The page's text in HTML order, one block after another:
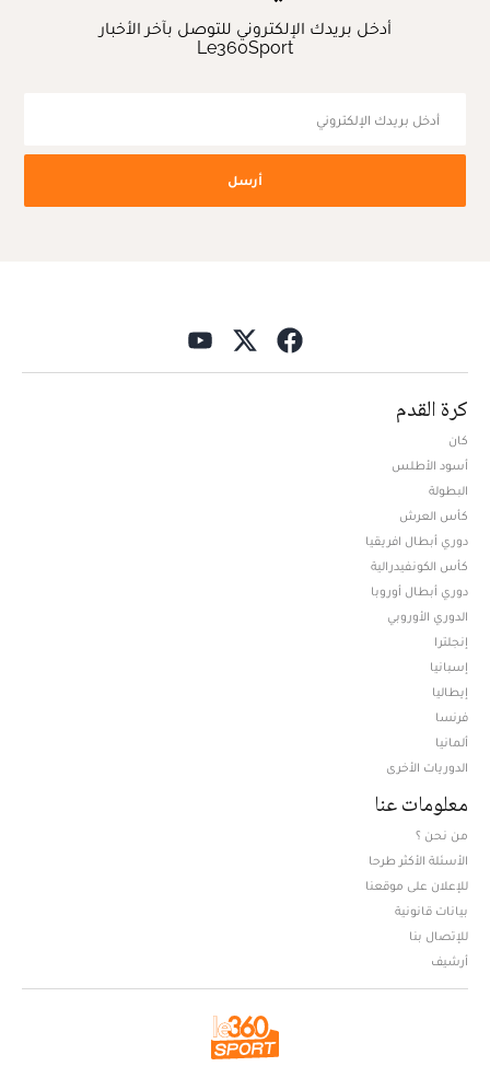
أدخل بريدك الإلكتروني للتوصل بآخر الأخبار
Le360Sport
أرسل
كرة القدم
كان
أسود الأطلس
البطولة
كأس العرش
دوري أبطال افريقيا
كأس الكونفيدرالية
دوري أبطال أوروبا
الدوري الأوروبي
إنجلترا
إسبانيا
إيطاليا
فرنسا
ألمانيا
الدوريات الأخرى
معلومات عنا
من نحن ؟
الأسئلة الأكثر طرحا
للإعلان على موقعنا
بيانات قانونية
للإتصال بنا
أرشيف